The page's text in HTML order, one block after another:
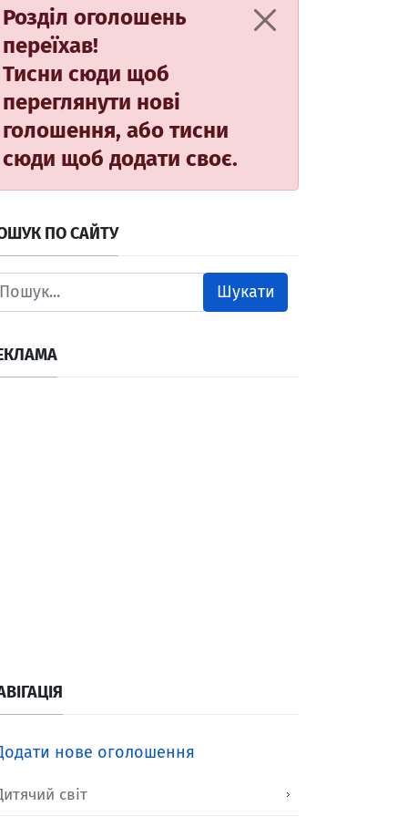
Розділ оголошень
переїхав!
Тисни сюди щоб
переглянути нові
голошення, або тисни
сюди щоб додати своє.
ПО САЙТУ
Шукати
нове оголошення
світ